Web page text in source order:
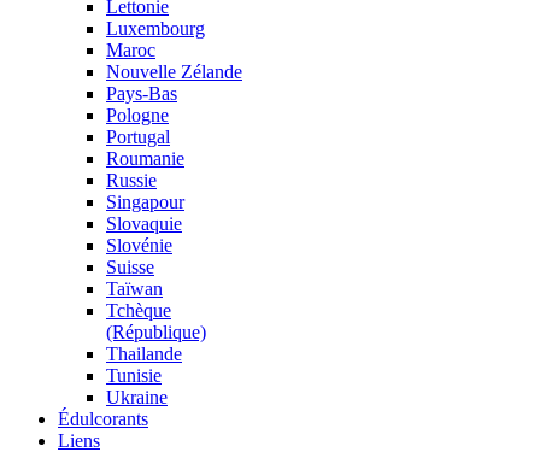
Lettonie
Luxembourg
Maroc
Nouvelle Zélande
Pays-Bas
Pologne
Portugal
Roumanie
Russie
Singapour
Slovaquie
Slovénie
Suisse
Taïwan
Tchèque
(République)
Thailande
Tunisie
Ukraine
Édulcorants
Liens